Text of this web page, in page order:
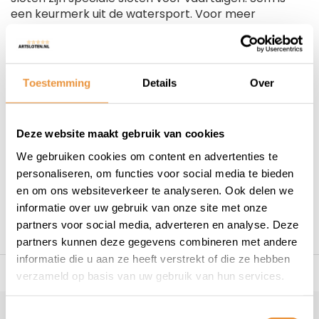
Toestemming Details Over
Deze website maakt gebruik van cookies
We gebruiken cookies om content en advertenties te
personaliseren, om functies voor social media te bieden
en om ons websiteverkeer te analyseren. Ook delen we
informatie over uw gebruik van onze site met onze
partners voor social media, adverteren en analyse. Deze
partners kunnen deze gegevens combineren met andere
informatie die u aan ze heeft verstrekt of die ze hebben
verzameld op basis van uw gebruik van hun services.
Bootjes
Aanhangwagens
Buitenboordmotoren
Bedrijfswagens
Rolsteigers
een keurmerk uit de watersport. Voor meer
Double lock heeft zich er op toegelegd
hoogwaardige sloten te fabriceren voor:
Aanhangwagens
Buitenboordmotoren
Bedrijfswagens
Rolsteigers
voor uw tweewieler Snelle levering Niet goed = geld